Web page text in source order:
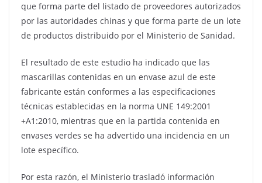
que forma parte del listado de proveedores autorizados
por las autoridades chinas y que forma parte de un lote
de productos distribuido por el Ministerio de Sanidad.
El resultado de este estudio ha indicado que las
mascarillas contenidas en un envase azul de este
fabricante están conformes a las especificaciones
técnicas establecidas en la norma UNE 149:2001
+A1:2010, mientras que en la partida contenida en
envases verdes se ha advertido una incidencia en un
lote específico.
Por esta razón, el Ministerio trasladó información